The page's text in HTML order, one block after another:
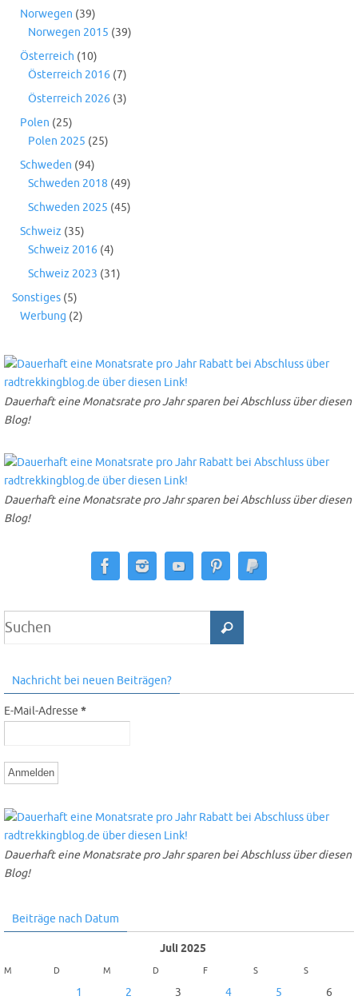
Norwegen (39)
Norwegen 2015 (39)
Österreich (10)
Österreich 2016 (7)
Österreich 2026 (3)
Polen (25)
Polen 2025 (25)
Schweden (94)
Schweden 2018 (49)
Schweden 2025 (45)
Schweiz (35)
Schweiz 2016 (4)
Schweiz 2023 (31)
Sonstiges (5)
Werbung (2)
Dauerhaft eine Monatsrate pro Jahr sparen bei Abschluss über diesen
Blog!
Dauerhaft eine Monatsrate pro Jahr sparen bei Abschluss über diesen
Blog!
Nachricht bei neuen Beiträgen?
E-Mail-Adresse *
Dauerhaft eine Monatsrate pro Jahr sparen bei Abschluss über diesen
Blog!
Beiträge nach Datum
Juli 2025
M D M D F S S
1 2 3 4 5
6